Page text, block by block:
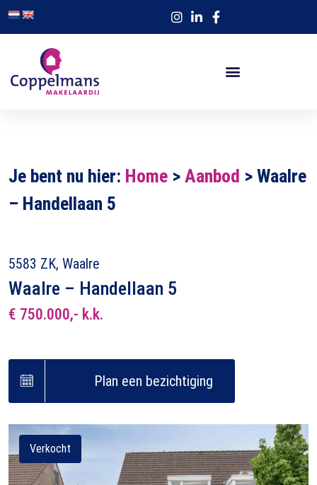
Je bent nu hier: Home > Aanbod > Waalre
– Handellaan 5
5583 ZK, Waalre
Waalre – Handellaan 5
€ 750.000,- k.k.
Plan een bezichtiging
Verkocht